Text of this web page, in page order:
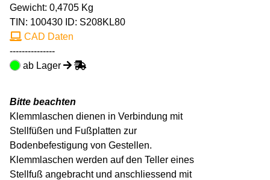
Gewicht: 0,4705 Kg
TIN: 100430 ID: S208KL80
CAD Daten
---------------
ab Lager
Bitte beachten
Klemmlaschen dienen in Verbindung mit
Stellfüßen und Fußplatten zur
Bodenbefestigung von Gestellen.
Klemmlaschen werden auf den Teller eines
Stellfuß angebracht und anschliessend mit